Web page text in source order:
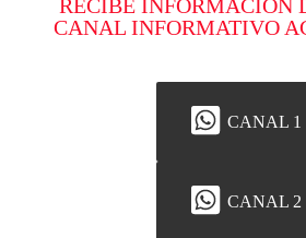
RECIBE INFORMACION
CANAL INFORMATIVO
CANAL 1
CANAL 2